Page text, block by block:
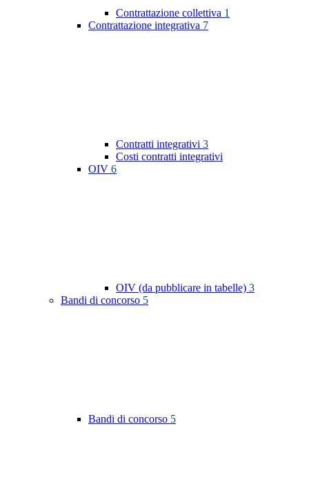
Contrattazione collettiva 1
Contrattazione integrativa 7
Contratti integrativi 3
Costi contratti integrativi
OIV 6
OIV (da pubblicare in tabelle) 3
Bandi di concorso 5
Bandi di concorso 5